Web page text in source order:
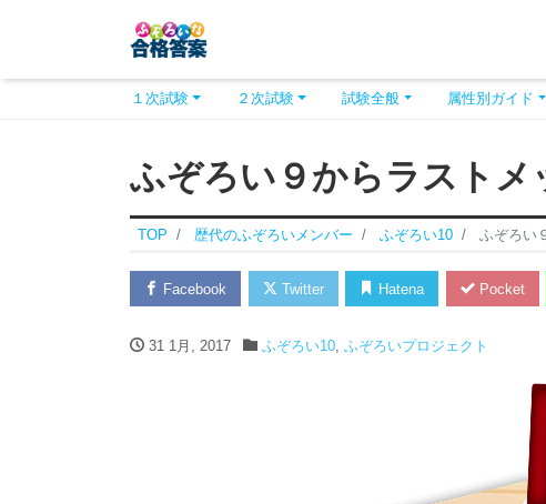
１次試験 ２次試験 試験全般 属性別ガイド
ふぞろい９からラスト
TOP 歴代のふぞろいメンバー ふぞろい10 ふぞろい
Facebook Twitter Hatena Pocket
31 1月, 2017 ふぞろい10, ふぞろいプロジェクト